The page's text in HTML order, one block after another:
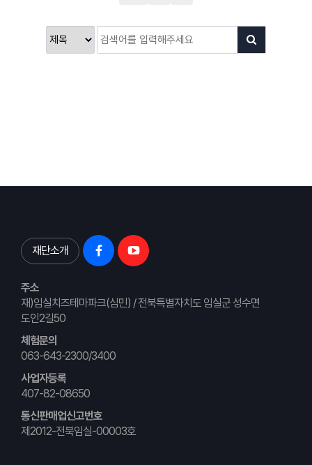
재단소개
주소
재)임실치즈테마파크(심민) / 전북특별자치도 임실군 성수면
도인2길50
체험문의
063-643-2300/3400
사업자등록
407-82-08650
통신판매업신고번호
제2012-전북임실-00003호